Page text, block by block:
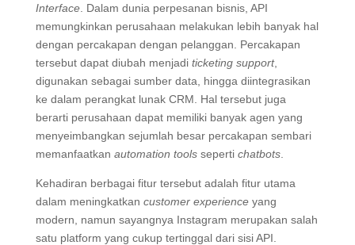
Interface. Dalam dunia perpesanan bisnis, API
memungkinkan perusahaan melakukan lebih banyak hal
dengan percakapan dengan pelanggan. Percakapan
tersebut dapat diubah menjadi ticketing support,
digunakan sebagai sumber data, hingga diintegrasikan
ke dalam perangkat lunak CRM. Hal tersebut juga
berarti perusahaan dapat memiliki banyak agen yang
menyeimbangkan sejumlah besar percakapan sembari
memanfaatkan automation toolsseperti chatbots.
Kehadiran berbagai fitur tersebut adalah fitur utama
dalam meningkatkan customer experienceyang
modern, namun sayangnya Instagram merupakan salah
satu platform yang cukup tertinggal dari sisi API.